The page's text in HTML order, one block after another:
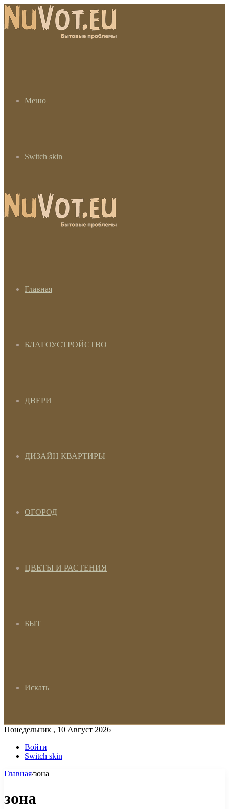
Меню
Switch skin
Главная
БЛАГОУСТРОЙСТВО
ДВЕРИ
ДИЗАЙН КВАРТИРЫ
ОГОРОД
ЦВЕТЫ И РАСТЕНИЯ
БЫТ
Искать
Понедельник , 10 Август 2026
Войти
Switch skin
Главная/зона
зона